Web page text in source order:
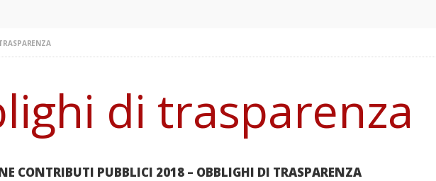
di trasparenza
CONTRIBUTI PUBBLICI 2018 – OBBLIGHI DI TRASPARENZA